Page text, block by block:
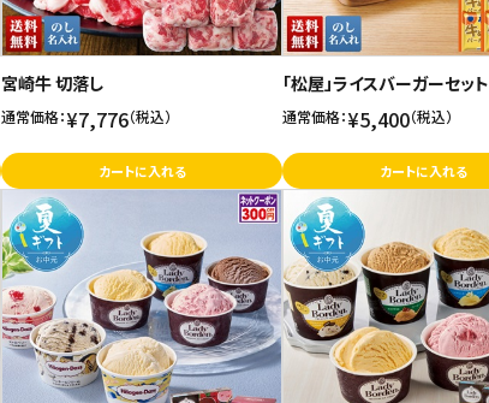
宮崎牛 切落し
通常価格：¥7,776（税込）
カートに入れる
「松屋」ライスバーガーセット
通常価格：¥5,400（税込）
カートに入れる